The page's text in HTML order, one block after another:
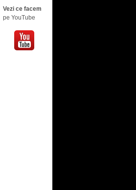
Vezi ce facem
pe YouTube